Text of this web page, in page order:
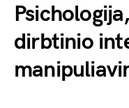
dirbtinio